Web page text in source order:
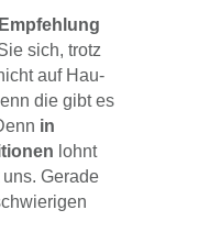
sich, trotz
auf Hau-
die gibt es
in
lohnt
Gerade